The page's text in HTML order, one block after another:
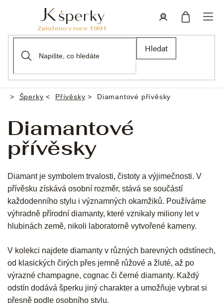
Hledat
Domů
Šperky Přívěsky Diamantové přívěsky
Diamantové
přívěsky
Diamant je symbolem trvalosti, čistoty a výjimečnosti. V
přívěsku získává osobní rozměr, stává se součástí
každodenního stylu i významných okamžiků. Používáme
výhradně přírodní diamanty, které vznikaly miliony let v
hlubinách země, nikoli laboratorně vytvořené kameny.
V kolekci najdete diamanty v různých barevných odstínech,
od klasických čirých přes jemně růžové a žluté, až po
výrazné champagne, cognac či černé diamanty. Každý
odstín dodává šperku jiný charakter a umožňuje vybrat si
přesně podle osobního stylu.